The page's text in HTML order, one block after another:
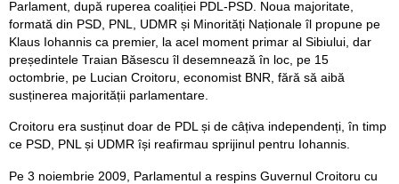
Parlament, după ruperea coaliției PDL-PSD. Noua majoritate,
formată din PSD, PNL, UDMR și Minorități Naționale îl propune pe
Klaus Iohannis ca premier, la acel moment primar al Sibiului, dar
președintele Traian Băsescu îl desemnează în loc, pe 15
octombrie, pe Lucian Croitoru, economist BNR, fără să aibă
susținerea majorității parlamentare.
Croitoru era susținut doar de PDL și de câțiva independenți, în timp
ce PSD, PNL și UDMR își reafirmau sprijinul pentru Iohannis.
Pe 3 noiembrie 2009, Parlamentul a respins Guvernul Croitoru cu